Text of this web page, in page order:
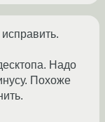
Надо
Похоже